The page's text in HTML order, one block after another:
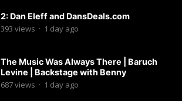
2: Dan Eleff and DansDeals.com
393 views · 1 day ago
The Music Was Always There | Baruch
Levine | Backstage with Benny
687views · 1 day ago